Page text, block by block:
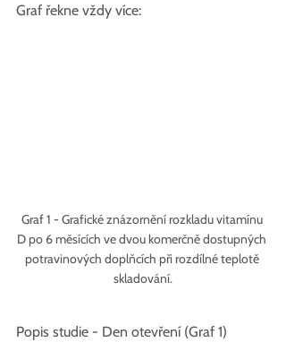
Graf řekne vždy více:
Graf 1 - Grafické znázornění rozkladu vitamínu
D po 6 měsících ve dvou komerčně dostupných
potravinových doplňcích při rozdílné teplotě
skladování.
Popis studie - Den otevření (Graf 1)